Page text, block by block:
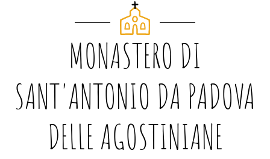
MONASTERO DI
SANT'ANTONIO DA PADOVA
DELLE AGOSTINIANE